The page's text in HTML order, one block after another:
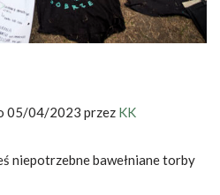
05/04/2023 przez KK
niepotrzebne bawełniane torby